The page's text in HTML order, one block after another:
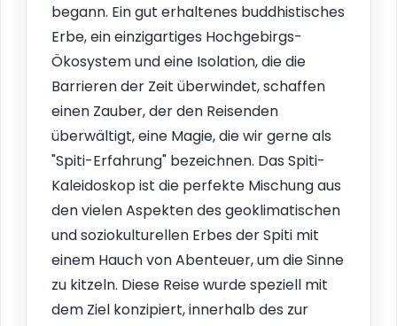
begann. Ein gut erhaltenes buddhistisches
Erbe, ein einzigartiges Hochgebirgs-
Ökosystem und eine Isolation, die die
Barrieren der Zeit überwindet, schaffen
einen Zauber, der den Reisenden
überwältigt, eine Magie, die wir gerne als
"Spiti-Erfahrung" bezeichnen. Das Spiti-
Kaleidoskop ist die perfekte Mischung aus
den vielen Aspekten des geoklimatischen
und soziokulturellen Erbes der Spiti mit
einem Hauch von Abenteuer, um die Sinne
zu kitzeln. Diese Reise wurde speziell mit
dem Ziel konzipiert, innerhalb des zur